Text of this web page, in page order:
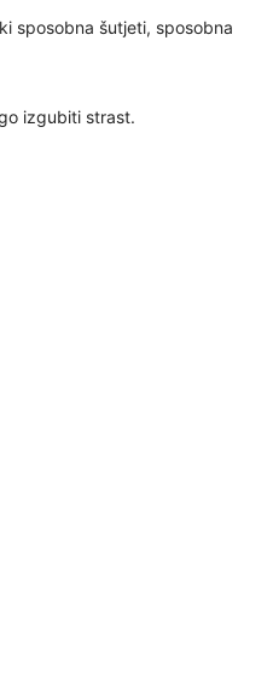
sposobna šutjeti, sposobna
izgubiti strast.